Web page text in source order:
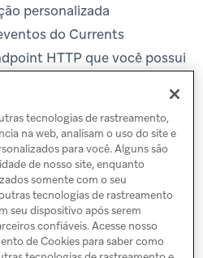
personalizada
do Currents
HTTP que você possui
tecnologias de rastreamento,
na web, analisam o uso do site e
para você. Alguns são
de nosso site, enquanto
somente com o seu
tecnologias de rastreamento
seu dispositivo após serem
confiáveis. Acesse nosso
de Cookies para saber como